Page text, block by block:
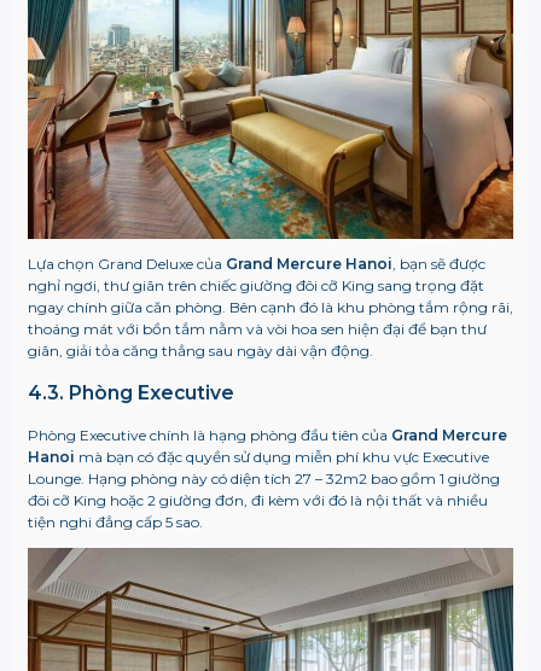
Lựa chọn Grand Deluxe của Grand Mercure Hanoi , bạn sẽ được
nghỉ ngơi, thư giãn trên chiếc giường đôi cỡ King sang trọng đặt
ngay chính giữa căn phòng. Bên cạnh đó là khu phòng tắm rộng rãi,
thoáng mát với bồn tắm nằm và vòi hoa sen hiện đại để bạn thư
giãn, giải tỏa căng thẳng sau ngày dài vận động.
4.3. Phòng Executive
Phòng Executive chính là hạng phòng đầu tiên của Grand Mercure
Hanoi mà bạn có đặc quyền sử dụng miễn phí khu vực Executive
Lounge. Hạng phòng này có diện tích 27 – 32m2 bao gồm 1 giường
đôi cỡ King hoặc 2 giường đơn, đi kèm với đó là nội thất và nhiều
tiện nghi đẳng cấp 5 sao.